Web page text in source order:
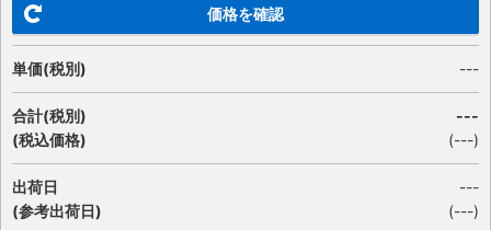
価格を確認
単価(税別) ---
合計(税別)
(税込価格)
---
(---)
出荷日
(参考出荷日)
---
(---)